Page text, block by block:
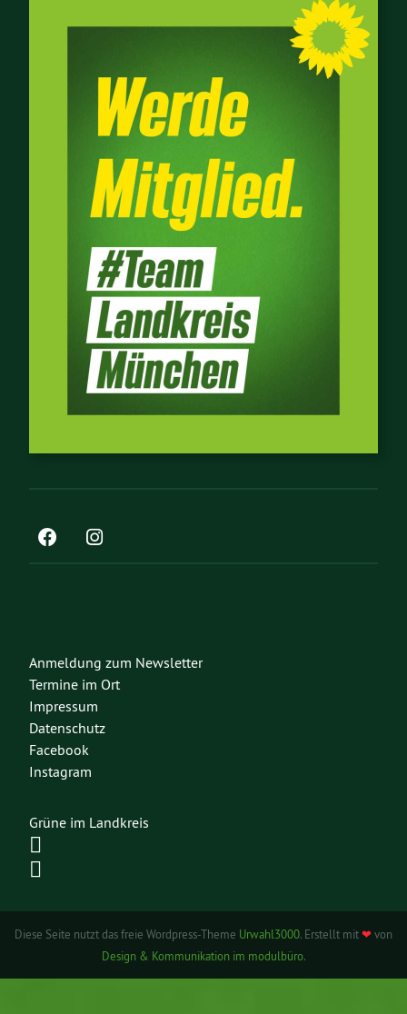
Anmeldung zum Newsletter
Termine im Ort
Impressum
Datenschutz
Facebook
Instagram
Grüne im Landkreis
Diese Seite nutzt das freie Wordpress-Theme Urwahl3000. Erstellt mit❤ von
Design & Kommunikation im modulbüro.